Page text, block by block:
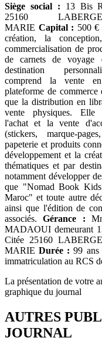
Siège social : 13 Bis
25160
MARIE Capital : 500 €
création, la
commercialisation de
de carnets de voyage
destination
comprend la vente
plateforme de commerce
que la distribution en
vente physiques. Elle
l'achat et la vente
(stickers, marque-
papeterie et produits
développement et la
thématiques et par
notamment développer
que "Nomad Book
Maroc" et toute autre
ainsi que l'édition de
associés.Gérance :
MADAOUI demeurant
Citée 25160
MARIEDurée : 99 ans
immatriculation au RCS
La présentation de votre
graphique du journal
AUTRES
JOURNAL